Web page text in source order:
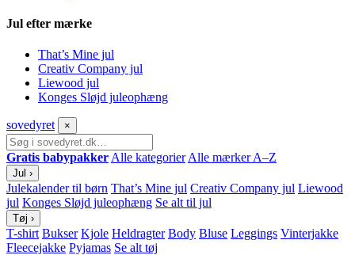
Jul efter mærke
That’s Mine jul
Creativ Company jul
Liewood jul
Konges Sløjd juleophæng
sovedyret ×
Gratis babypakker Alle kategorier Alle mærker A–Z
Jul ›
Julekalender til børn That’s Mine jul Creativ Company jul Liewood
jul Konges Sløjd juleophæng Se alt til jul
Tøj ›
T-shirt Bukser Kjole Heldragter Body Bluse Leggings Vinterjakke
Fleecejakke Pyjamas Se alt tøj